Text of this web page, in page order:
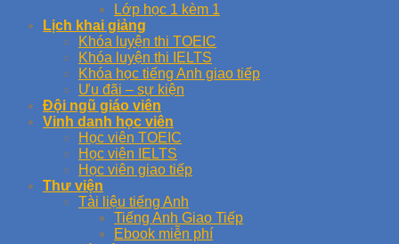
Lớp học 1 kèm 1
Lịch khai giảng
Khóa luyện thi TOEIC
Khóa luyện thi IELTS
Khóa học tiếng Anh giao tiếp
Ưu đãi – sự kiện
Đội ngũ giáo viên
Vinh danh học viên
Học viên TOEIC
Học viên IELTS
Học viên giao tiếp
Thư viện
Tài liệu tiếng Anh
Tiếng Anh Giao Tiếp
Ebook miễn phí